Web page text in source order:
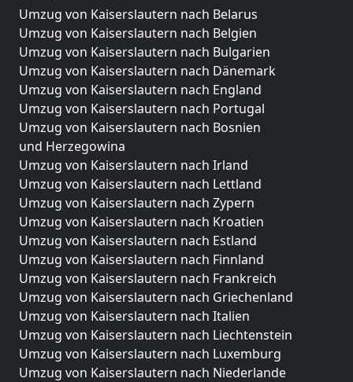
Umzug von Kaiserslautern nach Belarus
Umzug von Kaiserslautern nach Belgien
Umzug von Kaiserslautern nach Bulgarien
Umzug von Kaiserslautern nach Dänemark
Umzug von Kaiserslautern nach England
Umzug von Kaiserslautern nach Portugal
Umzug von Kaiserslautern nach Bosnien
und Herzegowina
Umzug von Kaiserslautern nach Irland
Umzug von Kaiserslautern nach Lettland
Umzug von Kaiserslautern nach Zypern
Umzug von Kaiserslautern nach Kroatien
Umzug von Kaiserslautern nach Estland
Umzug von Kaiserslautern nach Finnland
Umzug von Kaiserslautern nach Frankreich
Umzug von Kaiserslautern nach Griechenland
Umzug von Kaiserslautern nach Italien
Umzug von Kaiserslautern nach Liechtenstein
Umzug von Kaiserslautern nach Luxemburg
Umzug von Kaiserslautern nach Niederlande